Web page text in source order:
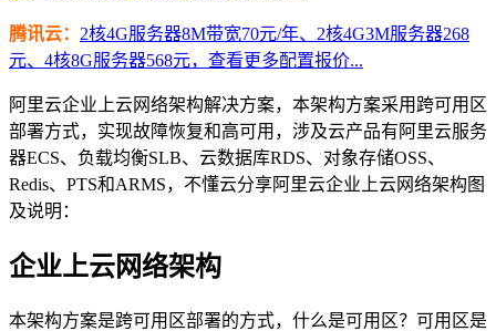
腾讯云： 2核4G服务器8M带宽70元/年、2核4G3M服务器268
元、4核8G服务器568元，查看更多配置报价...
阿里云企业上云网络架构解决方案，本架构方案采用跨可用区
部署方式，实现故障恢复和高可用，涉及云产品有阿里云服务
器ECS、负载均衡SLB、云数据库RDS、对象存储OSS、
Redis、PTS和ARMS，不懂云分享阿里云企业上云网络架构图
及说明：
企业上云网络架构
本架构方案是跨可用区部署的方式，什么是可用区？可用区是